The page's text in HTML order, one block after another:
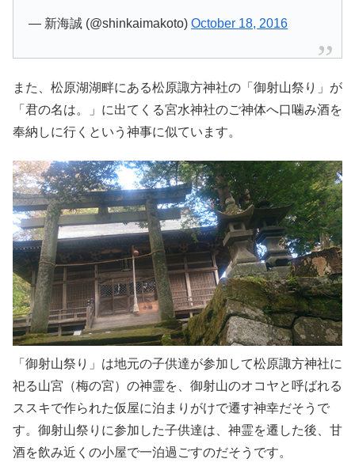
— 新海誠 (@shinkaimakoto)October 18, 2016
また、松原湖湖畔にある松原諏方神社の「御射山祭り」が
「君の名は。」に出てくる宮水神社のご神体へ口噛み酒を
奉納しに行くという神事に似ています。
「御射山祭り」は地元の子供達が参加して松原諏方神社に
祀る山宮（梅の宮）の神霊を、御射山のオコヤと呼ばれる
ススキで作られた仮屋に泊まりがけで遷す神幸だそうで
す。御射山祭りに参加した子供達は、神霊を遷した後、甘
酒を飲み近くの小屋で一泊過ごすのだそうです。